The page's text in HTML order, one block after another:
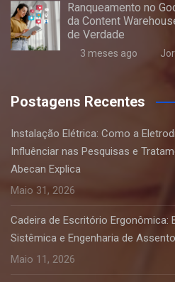
Ranqueamento no
da Content
de Verdade
3 meses ago
Postagens Recentes
Instalação Elétrica: Como a
Influênciar nas Pesquisas e
Abecan Explica
Maio 31, 2026
Cadeira de Escritório Ergonômica:
Sistêmica e Engenharia de
Maio 11, 2026